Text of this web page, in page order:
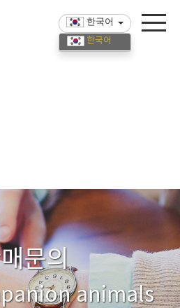
한국어
한국어
문의
animals